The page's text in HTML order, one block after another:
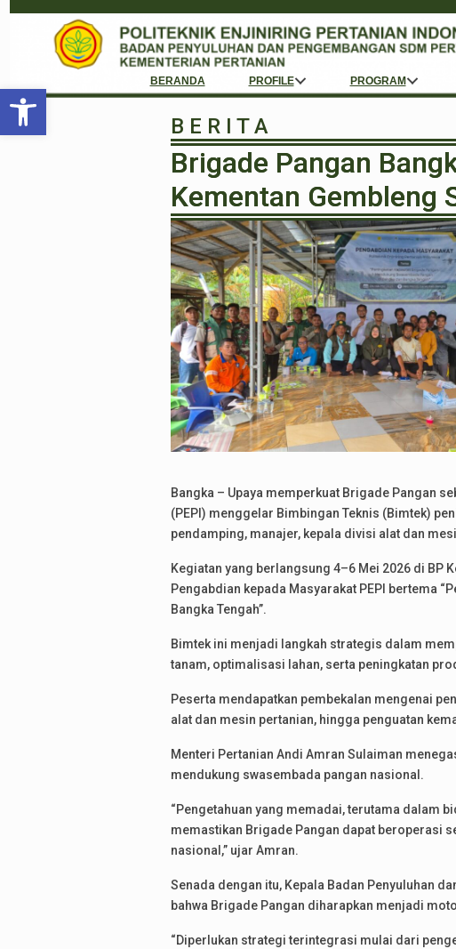
Open toolbarBERANDA PROFILE PROGRAM
B E R I T A
Brigade Pangan
Kementan Gembleng
Bangka – Upaya memperkuat Brigade Pangan
(PEPI) menggelar Bimbingan Teknis (Bimtek)
pendamping, manajer, kepala divisi alat dan
Kegiatan yang berlangsung 4–6 Mei 2026 di BP
Pengabdian kepada Masyarakat PEPI bertema
Bangka Tengah”.
Bimtek ini menjadi langkah strategis dalam
tanam, optimalisasi lahan, serta peningkatan
Peserta mendapatkan pembekalan mengenai
alat dan mesin pertanian, hingga penguatan
Menteri Pertanian Andi Amran Sulaiman
mendukung swasembada pangan nasional.
“Pengetahuan yang memadai, terutama dalam
memastikan Brigade Pangan dapat beroperasi
nasional,” ujar Amran.
Senada dengan itu, Kepala Badan Penyuluhan
bahwa Brigade Pangan diharapkan menjadi
“Diperlukan strategi terintegrasi mulai dari